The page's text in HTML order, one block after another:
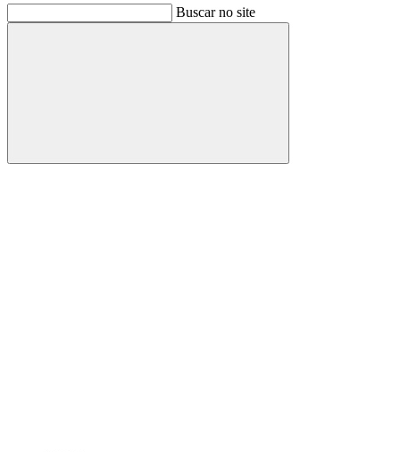
Buscar no site
Buscar